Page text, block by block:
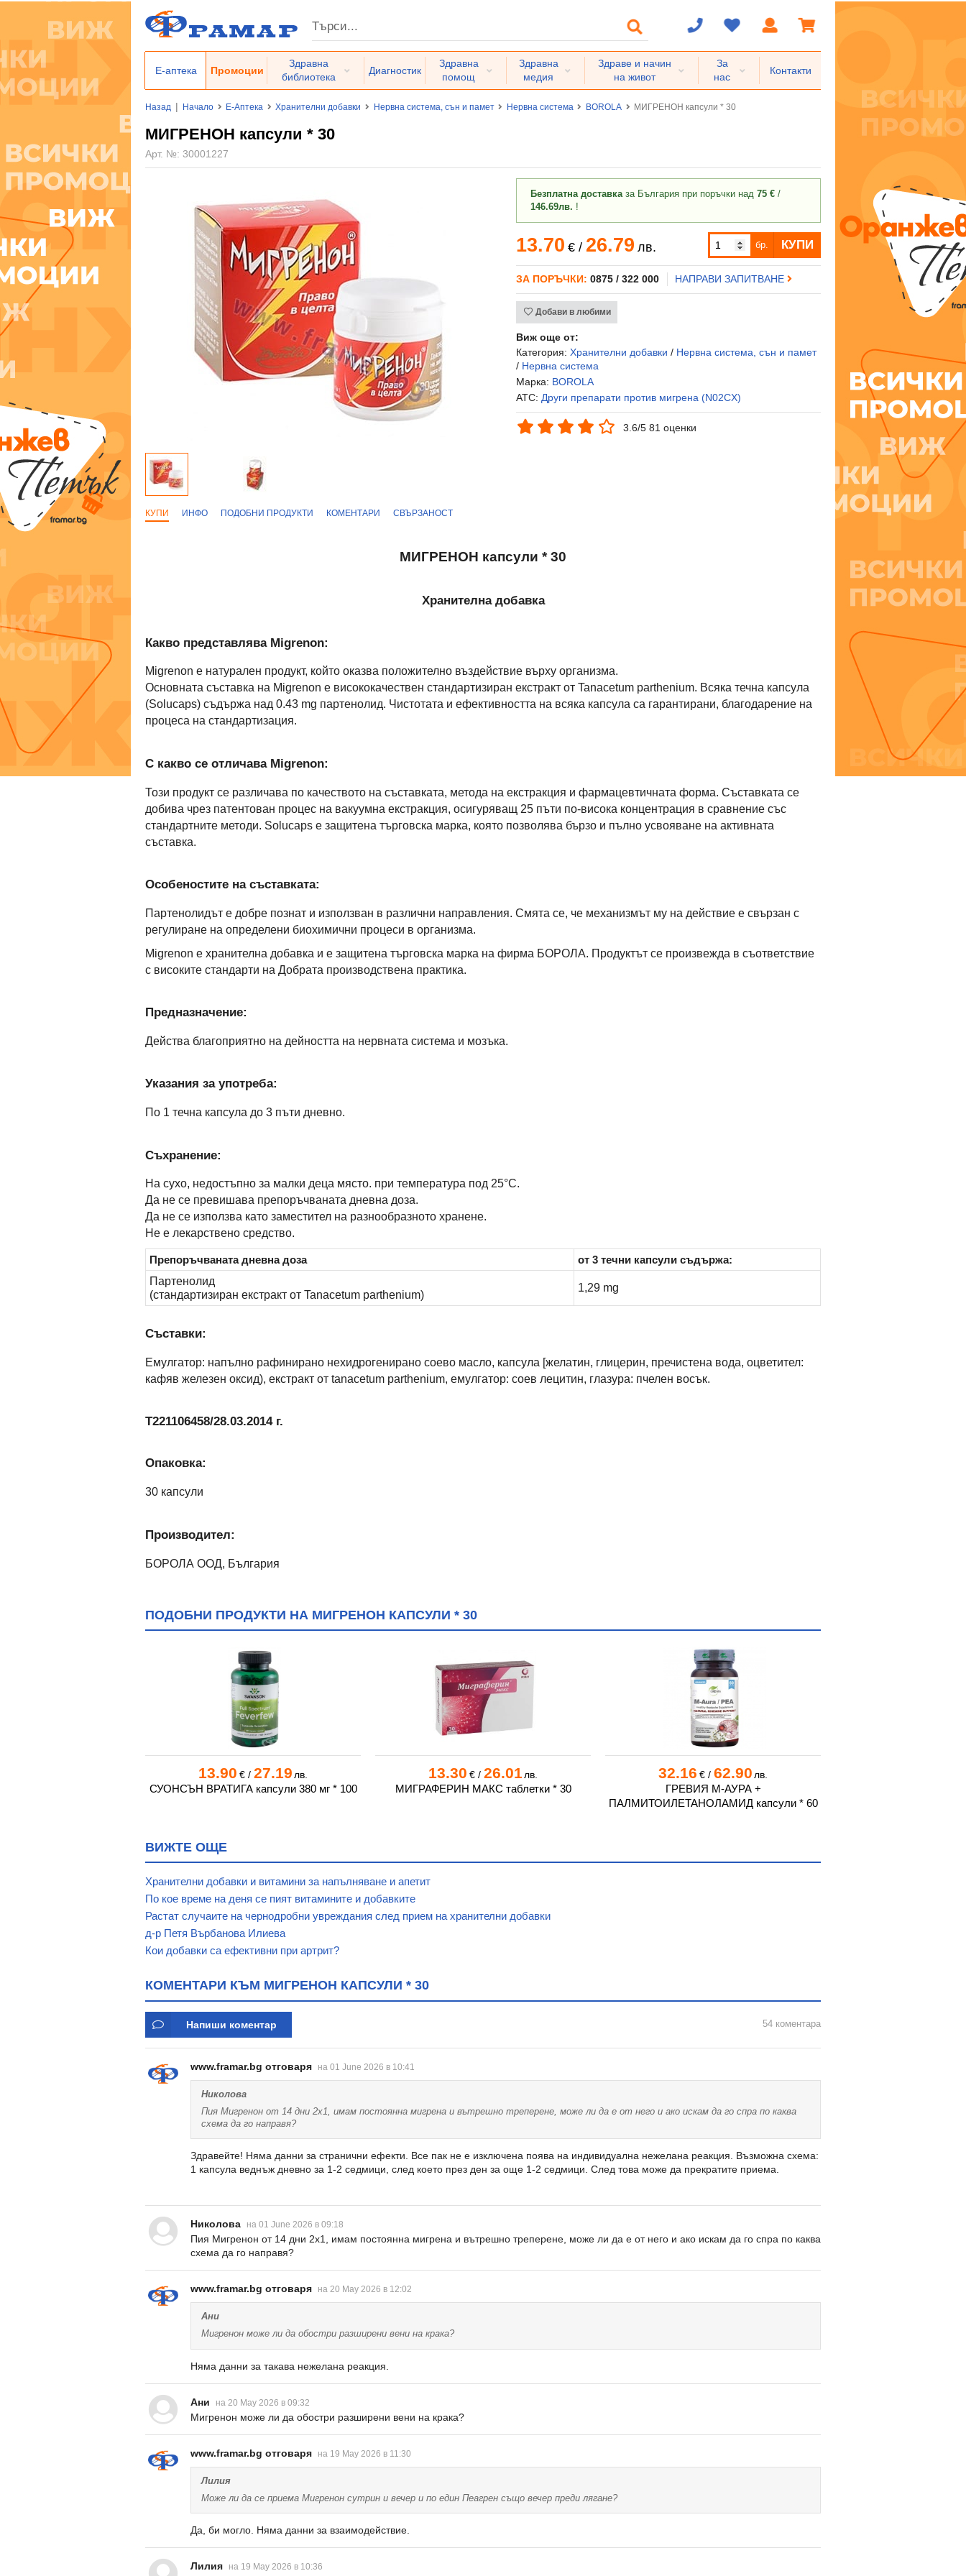
Е-аптека Промоции
Здравна
библиотека
Диагностик
Здравна
помощ
Здравна
медия
Здраве и начин
на живот
За
нас
Контакти
Назад | Начало Е-Аптека Хранителни добавки Нервна система, сън и памет Нервна система BOROLA МИГРЕНОН капсули * 30
МИГРЕНОН капсули * 30
Арт. №: 30001227
Безплатна доставказа България при поръчки над 75 € /
146.69лв. !
13.70 €/ 26.79 лв. бр. КУПИ
ЗА ПОРЪЧКИ: 0875 / 322 000 НАПРАВИ ЗАПИТВАНЕ
Добави в любими
Виж още от:
Категория:Хранителни добавки / Нервна система, сън и памет
/ Нервна система
Марка: BOROLA
ATC: Други препарати против мигрена (N02CX)
3.6/5 81 оценки
КУПИ ИНФО ПОДОБНИ ПРОДУКТИ КОМЕНТАРИ СВЪРЗАНОСТ
МИГРЕНОН капсули * 30
Хранителна добавка
Какво представлява Migrenon:
Migrenon е натурален продукт, който оказва положително въздействие върху организма.
Основната съставка на Migrenon е висококачествен стандартизиран екстракт от Tanacetum parthenium. Всяка течна капсула
(Solucaps) съдържа над 0.43 mg партенолид. Чистотата и ефективността на всяка капсула са гарантирани, благодарение на
процеса на стандартизация.
С какво се отличава Migrenon:
Този продукт се различава по качеството на съставката, метода на екстракция и фармацевтичната форма. Съставката се
добива чрез патентован процес на вакуумна екстракция, осигуряващ 25 пъти по-висока концентрация в сравнение със
стандартните методи. Solucaps е защитена търговска марка, която позволява бързо и пълно усвояване на активната
съставка.
Особеностите на съставката:
Партенолидът е добре познат и използван в различни направления. Смята се, че механизмът му на действие е свързан с
регулиране на определени биохимични процеси в организма.
Migrenon е хранителна добавка и е защитена търговска марка на фирма БОРОЛА. Продуктът се произвежда в съответствие
с високите стандарти на Добрата производствена практика.
Предназначение:
Действа благоприятно на дейността на нервната система и мозъка.
Указания за употреба:
По 1 течна капсула до 3 пъти дневно.
Съхранение:
На сухо, недостъпно за малки деца място. при температура под 25°С.
Да не се превишава препоръчваната дневна доза.
Да не се използва като заместител на разнообразното хранене.
Не е лекарствено средство.
Препоръчваната дневна доза
от 3 течни капсули съдържа:
Партенолид
(стандартизиран екстракт от Tanacetum parthenium)
1,29 mg
Съставки:
Емулгатор: напълно рафинирано нехидрогенирано соево масло, капсула [желатин, глицерин, пречистена вода, оцветител:
кафяв железен оксид), екстракт от tanacetum parthenium, емулгатор: соев лецитин, глазура: пчелен восък.
T221106458/28.03.2014 г.
Опаковка:
30 капсули
Производител:
БОРОЛА ООД, България
ПОДОБНИ ПРОДУКТИ НА МИГРЕНОН КАПСУЛИ * 30
13.90 €/ 27.19 лв.
СУОНСЪН ВРАТИГА капсули 380 мг * 100
13.30 €/ 26.01 лв.
МИГРАФЕРИН МАКС таблетки * 30
32.16 €/ 62.90 лв.
ГРЕВИЯ М-АУРА +
ПАЛМИТОИЛЕТАНОЛАМИД капсули * 60
ВИЖТЕ ОЩЕ
Хранителни добавки и витамини за напълняване и апетит
По кое време на деня се пият витамините и добавките
Растат случаите на чернодробни увреждания след прием на хранителни добавки
д-р Петя Върбанова Илиева
Кои добавки са ефективни при артрит?
КОМЕНТАРИ КЪМ МИГРЕНОН КАПСУЛИ * 30
Напиши коментар 54 коментара
www.framar.bg отговаря на 01 June 2026 в 10:41
Николова
Пия Мигренон от 14 дни 2x1, имам постоянна мигрена и вътрешно треперене, може ли да е от него и ако искам да го спра по каква
схема да го направя?
Здравейте! Няма данни за странични ефекти. Все пак не е изключена поява на индивидуална нежелана реакция. Възможна схема:
1 капсула веднъж дневно за 1-2 седмици, след което през ден за още 1-2 седмици. След това може да прекратите приема.
Николова на 01 June 2026 в 09:18
Пия Мигренон от 14 дни 2x1, имам постоянна мигрена и вътрешно треперене, може ли да е от него и ако искам да го спра по каква
схема да го направя?
www.framar.bg отговаря на 20 May 2026 в 12:02
Ани
Мигренон може ли да обостри разширени вени на крака?
Няма данни за такава нежелана реакция.
Ани на 20 May 2026 в 09:32
Мигренон може ли да обостри разширени вени на крака?
www.framar.bg отговаря на 19 May 2026 в 11:30
Лилия
Може ли да се приема Мигренон сутрин и вечер и по един Пеагрен също вечер преди лягане?
Да, би могло. Няма данни за взаимодействие.
Лилия на 19 May 2026 в 10:36